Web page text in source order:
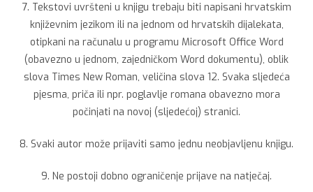
7. Tekstovi uvršteni u knjigu trebaju biti napisani hrvatskim
književnim jezikom ili na jednom od hrvatskih dijalekata,
otipkani na računalu u programu Microsoft Office Word
(obavezno u jednom, zajedničkom Word dokumentu), oblik
slova Times New Roman, veličina slova 12. Svaka sljedeća
pjesma, priča ili npr. poglavlje romana obavezno mora
počinjati na novoj (sljedećoj) stranici.
8. Svaki autor može prijaviti samo jednu neobjavljenu knjigu.
9. Ne postoji dobno ograničenje prijave na natječaj.